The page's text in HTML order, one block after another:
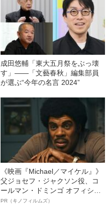
成田悠輔「東大五月祭をぶっ壊
す」――「文藝春秋」編集部員
が選ぶ“今年の名言 2024”
《映画『Michael／マイケル』》
父ジョセフ・ジャクソン役、コ
ールマン・ドミンゴ オフィシャ
ルインタビュー“観客を魅了した
PR（キノフィルムズ）